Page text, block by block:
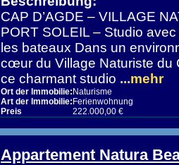
CAP D’AGDE – VILLAGE
PORT SOLEIL – Studio
les bateaux Dans un
cœur du Village Naturiste du
ce charmant studio ...mehr
Ort der Immobilie: Naturisme
Art der Immobilie: Ferienwohnung
Preis
222.000,00 €
Appartement Natura